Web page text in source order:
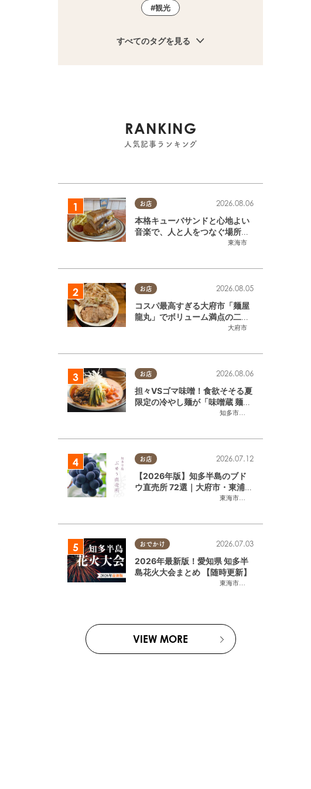
観光
すべてのタグを見る
RANKING
人気記事ランキング
お店
東海市
2026.08.06
本格キューバサンドと心地よい
音楽で、人と人をつなぐ場所。
東海市「JAMMIN'STANDHOU
お店
大府市
2026.08.05
コスパ最高すぎる大府市「麺屋
龍丸」でボリューム満点の二郎
系ラーメンを堪能してきた
お店
知多市
,半田市
2026.08.06
担々VSゴマ味噌！食欲そそる夏
限定の冷やし麺が「味噌蔵 麺四
朗 半田店・知多店」で登場／ち
お店
東海市
,大府市
2026.07.12
【2026年版】知多半島のブド
ウ直売所 72選｜大府市・東浦町
ほかエリア別に一挙紹介
おでかけ
東海市
,大府市
2026.07.03
2026年最新版！愛知県 知多半
島花火大会まとめ 【随時更新】
VIEW MORE